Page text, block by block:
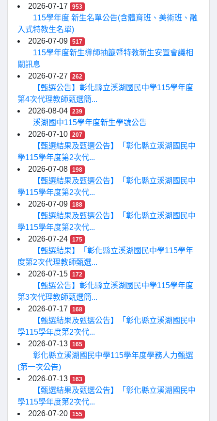
2026-07-17
953
115學年度 新生名單公告(含體育班、美術班、融
入式特教生名單)
2026-07-09
517
115學年度新生導師抽籤暨特教新生安置會議相
關訊息
2026-07-27
262
【甄選公告】彰化縣立溪湖國民中學115學年度
第4次代理教師甄選簡...
2026-08-04
239
溪湖國中115學年度新生學號公告
2026-07-10
207
【甄選結果及甄選公告】「彰化縣立溪湖國民中
學115學年度第2次代...
2026-07-08
198
【甄選結果及甄選公告】「彰化縣立溪湖國民中
學115學年度第2次代...
2026-07-09
188
【甄選結果及甄選公告】「彰化縣立溪湖國民中
學115學年度第2次代...
2026-07-24
175
【甄選結果】「彰化縣立溪湖國民中學115學年
度第2次代理教師甄選...
2026-07-15
172
【甄選公告】彰化縣立溪湖國民中學115學年度
第3次代理教師甄選簡...
2026-07-17
168
【甄選結果及甄選公告】「彰化縣立溪湖國民中
學115學年度第2次代...
2026-07-13
165
彰化縣立溪湖國民中學115學年度學務人力甄選
(第一次公告)
2026-07-13
163
【甄選結果及甄選公告】「彰化縣立溪湖國民中
學115學年度第2次代...
2026-07-20
155